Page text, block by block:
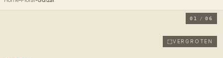
VERGROTEN
01 / 06